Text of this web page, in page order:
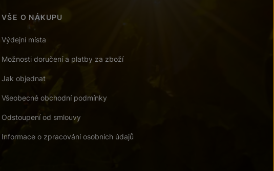
VŠE O NÁKUPU
Výdejní místa
Možnosti doručení a platby za zboží
Jak objednat
Všeobecné obchodní podmínky
Odstoupení od smlouvy
Informace o zpracování osobních údajů